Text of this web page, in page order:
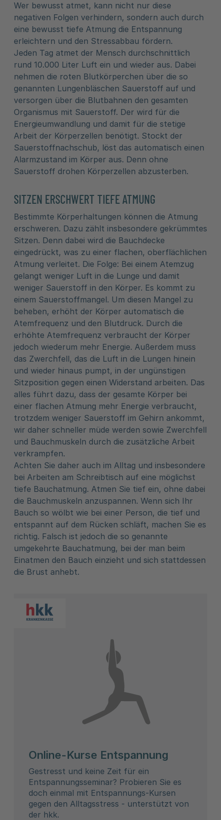
Wer bewusst atmet, kann nicht nur diese
negativen Folgen verhindern, sondern auch durch
eine bewusst tiefe Atmung die Entspannung
erleichtern und den Stressabbau fördern.
Jeden Tag atmet der Mensch durchschnittlich
rund 10.000 Liter Luft ein und wieder aus. Dabei
nehmen die roten Blutkörperchen über die so
genannten Lungenbläschen Sauerstoff auf und
versorgen über die Blutbahnen den gesamten
Organismus mit Sauerstoff. Der wird für die
Energieumwandlung und damit für die stetige
Arbeit der Körperzellen benötigt. Stockt der
Sauerstoffnachschub, löst das automatisch einen
Alarmzustand im Körper aus. Denn ohne
Sauerstoff drohen Körperzellen abzusterben.
SITZEN ERSCHWERT TIEFE ATMUNG
Bestimmte Körperhaltungen können die Atmung
erschweren. Dazu zählt insbesondere gekrümmtes
Sitzen. Denn dabei wird die Bauchdecke
eingedrückt, was zu einer flachen, oberflächlichen
Atmung verleitet. Die Folge: Bei einem Atemzug
gelangt weniger Luft in die Lunge und damit
weniger Sauerstoff in den Körper. Es kommt zu
einem Sauerstoffmangel. Um diesen Mangel zu
beheben, erhöht der Körper automatisch die
Atemfrequenz und den Blutdruck. Durch die
erhöhte Atemfrequenz verbraucht der Körper
jedoch wiederum mehr Energie. Außerdem muss
das Zwerchfell, das die Luft in die Lungen hinein
und wieder hinaus pumpt, in der ungünstigen
Sitzposition gegen einen Widerstand arbeiten. Das
alles führt dazu, dass der gesamte Körper bei
einer flachen Atmung mehr Energie verbraucht,
trotzdem weniger Sauerstoff im Gehirn ankommt,
wir daher schneller müde werden sowie Zwerchfell
und Bauchmuskeln durch die zusätzliche Arbeit
verkrampfen.
Achten Sie daher auch im Alltag und insbesondere
bei Arbeiten am Schreibtisch auf eine möglichst
tiefe Bauchatmung. Atmen Sie tief ein, ohne dabei
die Bauchmuskeln anzuspannen. Wenn sich Ihr
Bauch so wölbt wie bei einer Person, die tief und
entspannt auf dem Rücken schläft, machen Sie es
richtig. Falsch ist jedoch die so genannte
umgekehrte Bauchatmung, bei der man beim
Einatmen den Bauch einzieht und sich stattdessen
die Brust anhebt.
Online-Kurse Entspannung
Gestresst und keine Zeit für ein
Entspannungsseminar? Probieren Sie es
doch einmal mit Entspannungs-Kursen
gegen den Alltagsstress - unterstützt von
der hkk.